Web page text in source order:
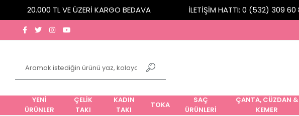
20.000 TL VE ÜZERİ KARGO BEDAVA İLETİŞİM HATTI: 0 (532) 309 60 81
YENİ
ÜRÜNLER
ÇELİK
TAKI
KADIN
TAKI
TOKA
SAÇ
ÜRÜNLERİ
ÇANTA, CÜZDAN &
KEMER